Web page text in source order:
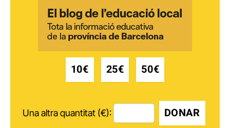
10€ 25€ 50€
Una altra quantitat (€): DONAR